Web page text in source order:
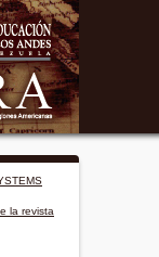
la revista